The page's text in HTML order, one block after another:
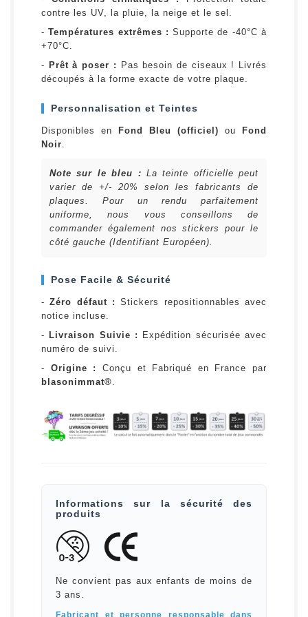
contre les UV, la pluie, la neige et le sel.
-Températures extrêmes : Supporte de -40°C à
+70°C.
- Prêt à poser :
Pas besoin de ciseaux ! Livrés
découpés à la forme exacte de votre plaque.
Personnalisation et Teintes
Disponibles en Fond Bleu (officiel) ou
Fond
Noir.
Note sur le bleu : La teinte officielle peut
varier de +/- 20% selon les fabricants de
plaques. Pour un rendu parfaitement
uniforme, nous vous conseillons de
commander également nos stickers pour le
côté gauche (Identifiant Européen).
Pose Facile & Sécurité
-Zéro défaut : Stickers repositionnables avec
notice incluse.
- Livraison Suivie :
Expédition sécurisée avec
numéro de suivi.
- Origine :
Conçu et Fabriqué en France par
blasonimmat®.
Informations sur la sécurité des
produits
Ne convient pas aux enfants de moins de
3 ans.
Fabricant et personne responsable dans